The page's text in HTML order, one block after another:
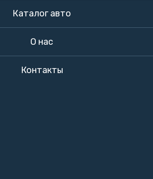
Каталог авто
О нас
Контакты